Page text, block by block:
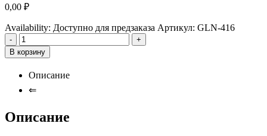
0,00 ₽
Availability: Доступно для предзаказа Артикул: GLN-416
-
+
В корзину
Описание
⇐
Описание